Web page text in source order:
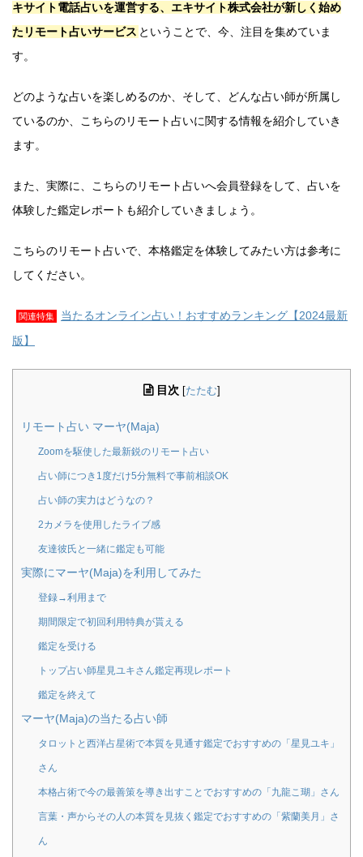
キサイト電話占いを運営する、エキサイト株式会社が新しく始め
たリモート占いサービス ということで、今、注目を集めていま
す。
どのような占いを楽しめるのか、そして、どんな占い師が所属し
ているのか、こちらのリモート占いに関する情報を紹介していき
ます。
また、実際に、こちらのリモート占いへ会員登録をして、占いを
体験した鑑定レポートも紹介していきましょう。
こちらのリモート占いで、本格鑑定を体験してみたい方は参考に
してください。
関連特集
当たるオンライン占い！おすすめランキング【2024最新
版】
目次 たたむ
リモート占い マーヤ(Maja)
Zoomを駆使した最新鋭のリモート占い
占い師につき1度だけ5分無料で事前相談OK
占い師の実力はどうなの？
2カメラを使用したライブ感
友達彼氏と一緒に鑑定も可能
実際にマーヤ(Maja)を利用してみた
登録→利用まで
期間限定で初回利用特典が貰える
鑑定を受ける
トップ占い師星見ユキさん鑑定再現レポート
鑑定を終えて
マーヤ(Maja)の当たる占い師
タロットと西洋占星術で本質を見通す鑑定でおすすめの「星見ユキ」
さん
本格占術で今の最善策を導き出すことでおすすめの「九龍こ瑚」さん
言葉・声からその人の本質を見抜く鑑定でおすすめの「紫蘭美月」さ
ん